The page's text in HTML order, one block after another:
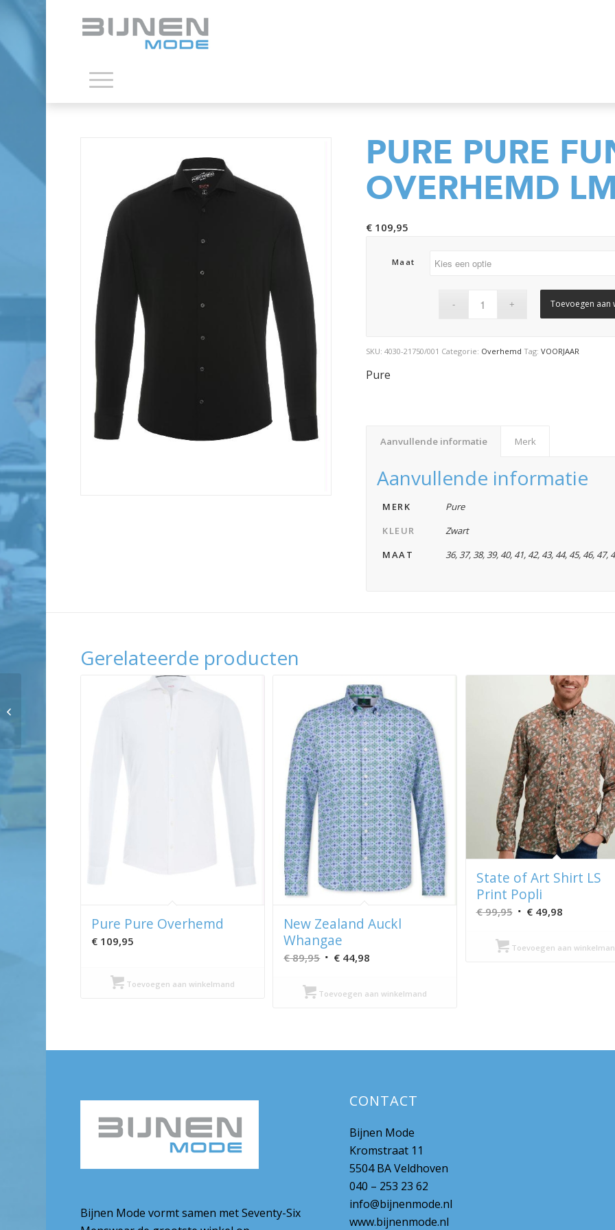
PURE PURE
OVERHEMD
€ 109,95
Maat
Toevoegen aan
SKU:4030-21750/001 Categorie: Overhemd Tag:VOORJAAR
Pure
Aanvullende informatie Merk
Aanvullende informatie
MERK
Pure
KLEUR
Zwart
MAAT
36,37,38,39, 40, 41, 42, 43, 44, 45, 46, 47,
Gerelateerde producten
Pure Pure Overhemd
€ 109,95
Toevoegen aan winkelmand
New Zealand Auckl
Whangae
€89,95 Oorspronkelijke
was:
€ 44,98
Toevoegen aan winkelmand
State of Art Shirt LS
Print Popli
€99,95 Oorspronkelijke
was:
€49,98Huidige
is:
Toevoegen aan
Bijnen Mode vormt samen met Seventy-Six
CONTACT
Bijnen Mode
Kromstraat 11
5504 BA Veldhoven
040 – 253 23 62
info@bijnenmode.nl
www.bijnenmode.nl